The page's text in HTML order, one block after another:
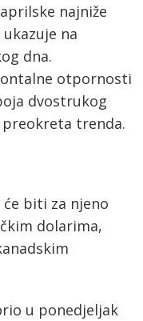
najniže
na
dna.
otpornosti
dvostrukog
trenda.
će biti za njeno
dolarima,
u ponedjeljak